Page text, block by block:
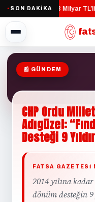
● SON DAKİKA
Altınordu’ya 1,3 Milyar
📰 GÜNDEM
CHP Ordu
Adıgüzel:
Desteği 9Yıldır
FATSA GAZETESI
2014 yılına
dönüm desteğin 9